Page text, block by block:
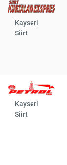
Kayseri
Siirt
Kayseri
Siirt